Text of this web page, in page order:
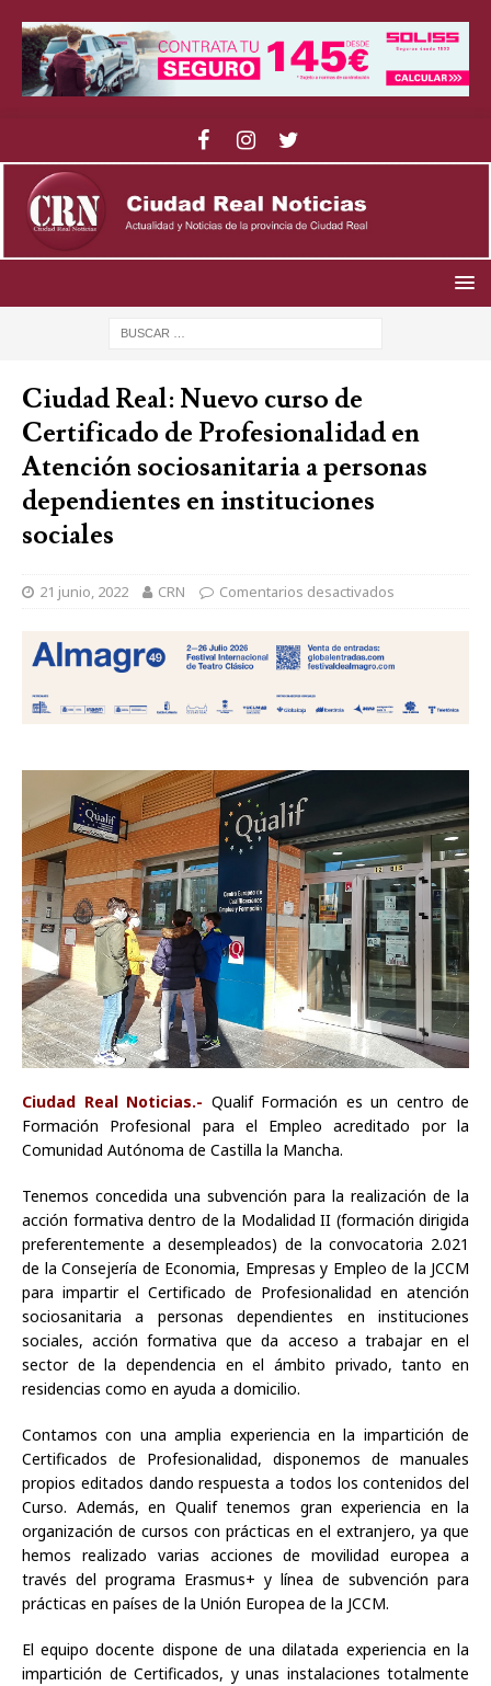
Ciudad Real: Nuevo curso de
Certificado de Profesionalidad en
Atención sociosanitaria a personas
dependientes en instituciones
sociales
21 junio, 2022 CRN Comentarios desactivados
Ciudad Real Noticias.- Qualif Formación es un centro de
Formación Profesional para el Empleo acreditado por la
Comunidad Autónoma de Castilla la Mancha.
Tenemos concedida una subvención para la realización de la
acción formativa dentro de la Modalidad II (formación dirigida
preferentemente a desempleados) de la convocatoria 2.021
de la Consejería de Economia, Empresas y Empleo de la JCCM
para impartir el Certificado de Profesionalidad en atención
sociosanitaria a personas dependientes en instituciones
sociales, acción formativa que da acceso a trabajar en el
sector de la dependencia en el ámbito privado, tanto en
residencias como en ayuda a domicilio.
Contamos con una amplia experiencia en la impartición de
Certificados de Profesionalidad, disponemos de manuales
propios editados dando respuesta a todos los contenidos del
Curso. Además, en Qualif tenemos gran experiencia en la
organización de cursos con prácticas en el extranjero, ya que
hemos realizado varias acciones de movilidad europea a
través del programa Erasmus+ y línea de subvención para
prácticas en países de la Unión Europea de la JCCM.
El equipo docente dispone de una dilatada experiencia en la
impartición de Certificados, y unas instalaciones totalmente